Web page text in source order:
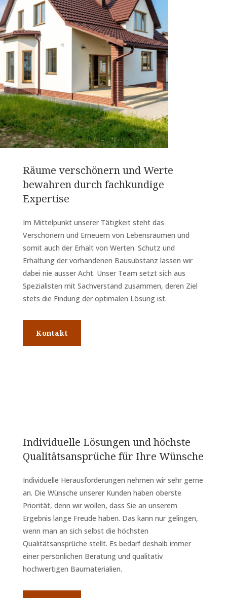
Räume verschönern und Werte
bewahren durch fachkundige
Expertise
Im Mittelpunkt unserer Tätigkeit steht das
Verschönern und Erneuern von Lebensräumen und
somit auch der Erhalt von Werten. Schutz und
Erhaltung der vorhandenen Bausubstanz lassen wir
dabei nie ausser Acht. Unser Team setzt sich aus
Spezialisten mit Sachverstand zusammen, deren Ziel
stets die Findung der optimalen Lösung ist.
Kontakt
Individuelle Lösungen und höchste
Qualitätsansprüche für Ihre Wünsche
Individuelle Herausforderungen nehmen wir sehr gerne
an. Die Wünsche unserer Kunden haben oberste
Priorität, denn wir wollen, dass Sie an unserem
Ergebnis lange Freude haben. Das kann nur gelingen,
wenn man an sich selbst die höchsten
Qualitätsansprüche stellt. Es bedarf deshalb immer
einer persönlichen Beratung und qualitativ
hochwertigen Baumaterialien.